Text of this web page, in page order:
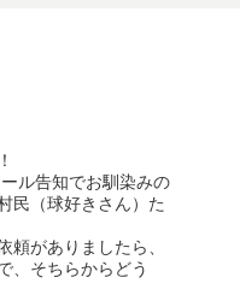
ル告知でお馴染みの
民（球好きさん）た
頼がありましたら、
、そちらからどう